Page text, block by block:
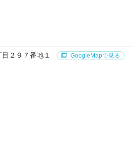
２９７番地１ GoogleMapで見る